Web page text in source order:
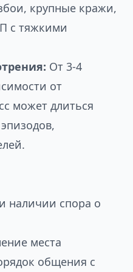
крупные кражи,
с тяжкими
От 3-4
от
может длиться
наличии спора о
места
общения с